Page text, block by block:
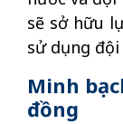
sẽ sở hữu
sử dụng
Minh
đồng